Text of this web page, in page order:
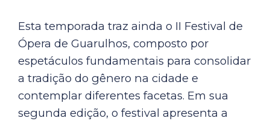
Esta temporada traz ainda o II Festival de
Ópera de Guarulhos, composto por
espetáculos fundamentais para consolidar
a tradição do gênero na cidade e
contemplar diferentes facetas. Em sua
segunda edição, o festival apresenta a